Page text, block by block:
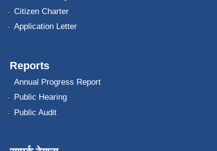
Citizen Charter
Application Letter
Reports
Annual Progress Report
Public Hearing
Public Audit